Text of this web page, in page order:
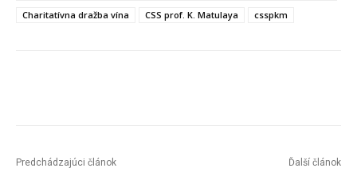
Charitatívna dražba vína
CSS prof. K. Matulaya csspkm
Predchádzajúci článok Ďalší článok